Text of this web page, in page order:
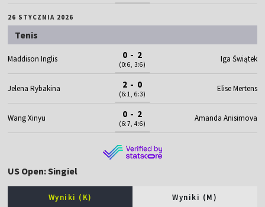
26 STYCZNIA 2026
Tenis
Maddison Inglis 0 - 2
(0:6, 3:6)
Iga Świątek
Jelena Rybakina 2 - 0
(6:1, 6:3)
Elise Mertens
Wang Xinyu 0 - 2
(6:7, 4:6)
Amanda Anisimova
US Open: Singiel
Wyniki (K) Wyniki (M)